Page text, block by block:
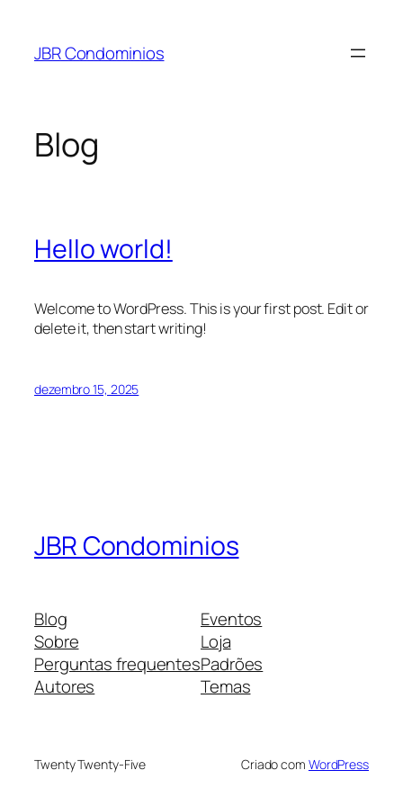
JBR Condominios
Blog
Hello world!
Welcome to WordPress. This is your first post. Edit or
delete it, then start writing!
dezembro 15, 2025
JBR Condominios
Blog
Sobre
Perguntas frequentes
Autores
Eventos
Loja
Padrões
Temas
Twenty Twenty-Five Criado com WordPress